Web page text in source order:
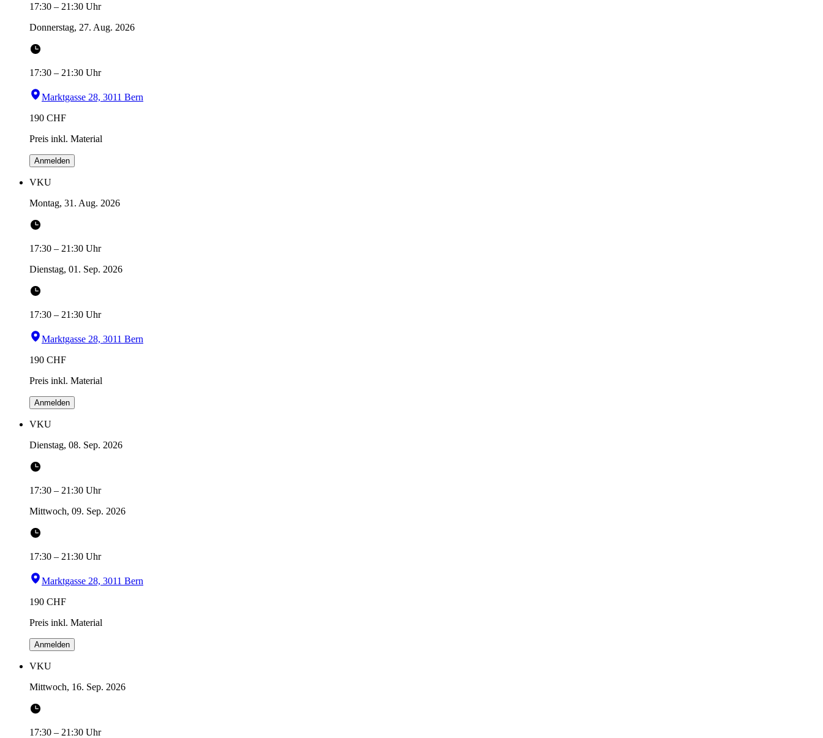
17:30 – 21:30 Uhr
Donnerstag, 27. Aug. 2026
17:30 – 21:30 Uhr
Marktgasse 28, 3011 Bern
190 CHF
Preis inkl. Material
Anmelden
VKU
Montag, 31. Aug. 2026
17:30 – 21:30 Uhr
Dienstag, 01. Sep. 2026
17:30 – 21:30 Uhr
Marktgasse 28, 3011 Bern
190 CHF
Preis inkl. Material
Anmelden
VKU
Dienstag, 08. Sep. 2026
17:30 – 21:30 Uhr
Mittwoch, 09. Sep. 2026
17:30 – 21:30 Uhr
Marktgasse 28, 3011 Bern
190 CHF
Preis inkl. Material
Anmelden
VKU
Mittwoch, 16. Sep. 2026
17:30 – 21:30 Uhr